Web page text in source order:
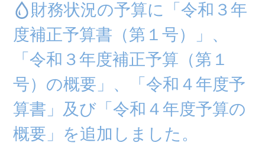
財務状況の予算に「令和３年
度補正予算書（第１号）」、
「令和３年度補正予算（第１
号）の概要」、「令和４年度予
算書」及び「令和４年度予算の
概要」を追加しました。